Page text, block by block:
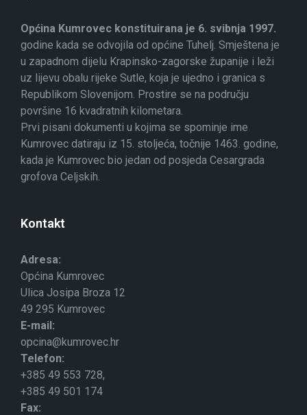
Općina Kumrovec konstituirana je 6. svibnja 1997.
godine kada se odvojila od općine Tuhelj. Smještena je
u zapadnom dijelu Krapinsko-zagorske županije i leži
uz lijevu obalu rijeke Sutle, koja je ujedno i granica s
Republikom Slovenijom. Prostire se na području
površine 16 kvadratnih kilometara.
Prvi pisani dokumenti u kojima se spominje ime
Kumrovec datiraju iz 15. stoljeća, točnije 1463. godine,
kada je Kumrovec bio jedan od posjeda Cesargrada
grofova Celjskih.
Kontakt
Adresa:
Općina Kumrovec
Ulica Josipa Broza 12
49 295 Kumrovec
E-mail:
opcina@kumrovec.hr
Telefon:
+385 49 553 728,
+385 49 501 174
Fax: